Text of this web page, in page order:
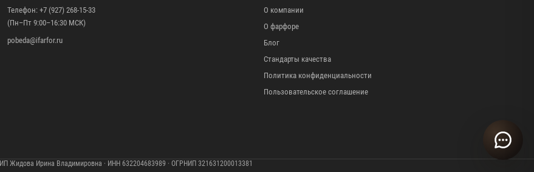
Телефон:+7 (927) 268-15-33
(Пн–Пт 9:00–16:30 МСК)
pobeda@ifarfor.ru
О компании
О фарфоре
Блог
Стандарты качества
Политика конфиденциальности
Пользовательское соглашение
ИП Жидова Ирина Владимировна · ИНН 632204683989 · ОГРНИП 321631200013381